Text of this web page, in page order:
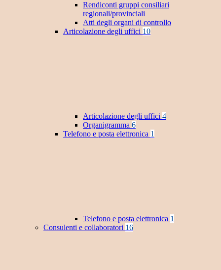
Rendiconti gruppi consiliari
regionali/provinciali
Atti degli organi di controllo
Articolazione degli uffici 10
Articolazione degli uffici 4
Organigramma 6
Telefono e posta elettronica 1
Telefono e posta elettronica 1
Consulenti e collaboratori 16